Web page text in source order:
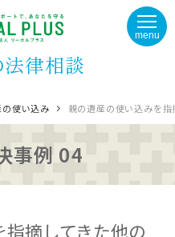
律相談
menu
使い込み 親の遺産の使い込みを
事例 04
摘してきた他の